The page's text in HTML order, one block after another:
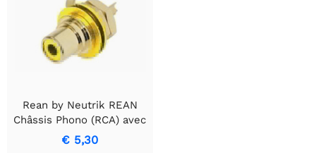
Rean by Neutrik REAN
Châssis Phono (RCA) avec
Contacts Plaqués Or
€ 5,30